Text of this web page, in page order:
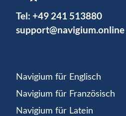
Tel: +49 241 513880
support@navigium.online
Navigium für Englisch
Navigium für Französisch
Navigium für Latein